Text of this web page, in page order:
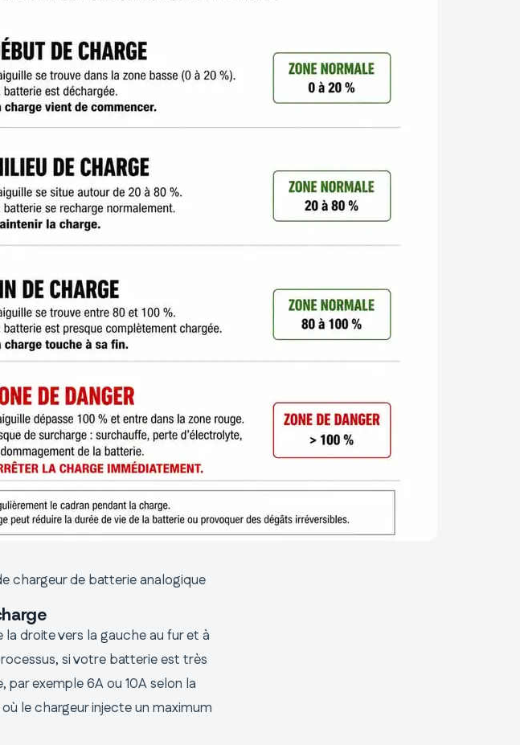
chargeur de batterie analogique
la droite vers la gauche au fur et à
si votre batterie est très
par exemple 6A ou 10A selon la
le chargeur injecte un maximum